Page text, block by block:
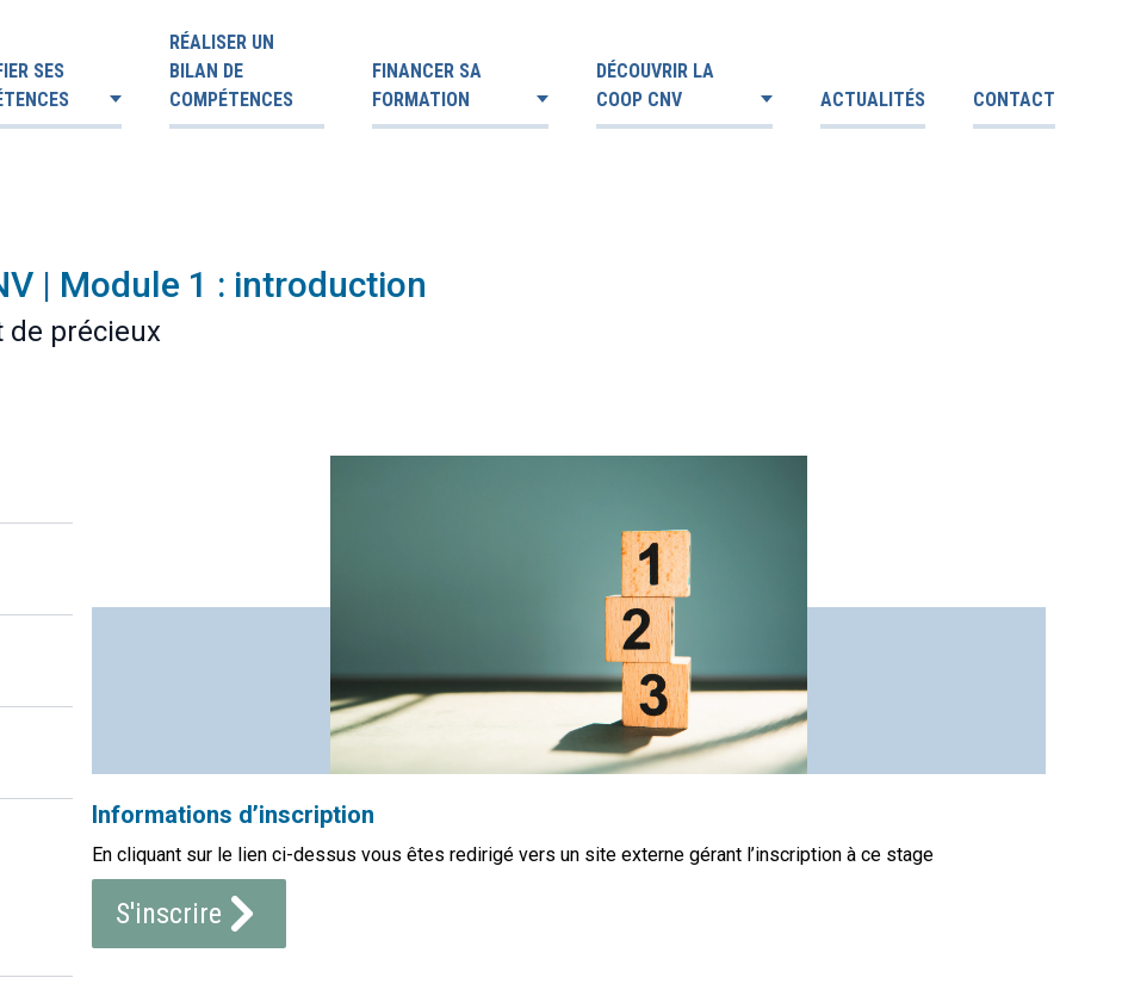
SES
RÉALISER UN
BILAN DE
COMPÉTENCES
FINANCER SA
FORMATION
DÉCOUVRIR LA
COOP CNV
ACTUALITÉS CONTACT
| Module 1 : introduction
de précieux
Informations d’inscription
En cliquant sur le lien ci-dessus vous êtes redirigé vers un site externe gérant l’inscription à ce stage
S'inscrire